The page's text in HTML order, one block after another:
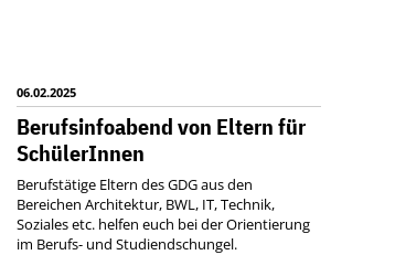
06.02.2025
Berufsinfoabend von Eltern für
SchülerInnen
Berufstätige Eltern des GDG aus den
Bereichen Architektur, BWL, IT, Technik,
Soziales etc. helfen euch bei der Orientierung
im Berufs- und Studiendschungel.